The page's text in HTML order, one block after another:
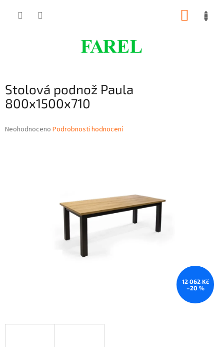
Stolová podnož Paula
800x1500x710
Průměrné
Neohodnoceno Podrobnosti hodnocení
12 062 Kč
–20 %